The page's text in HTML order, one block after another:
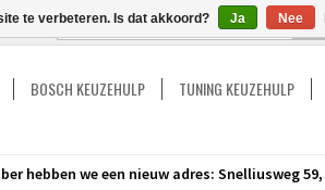
GO
BOSCH KEUZEHULP TUNING KEUZEHULP
hebben we een nieuw adres: Snelliusweg 59,
te verbeteren. Is dat akkoord? Ja Nee